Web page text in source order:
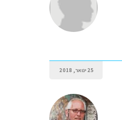
25 ינואר, 2018